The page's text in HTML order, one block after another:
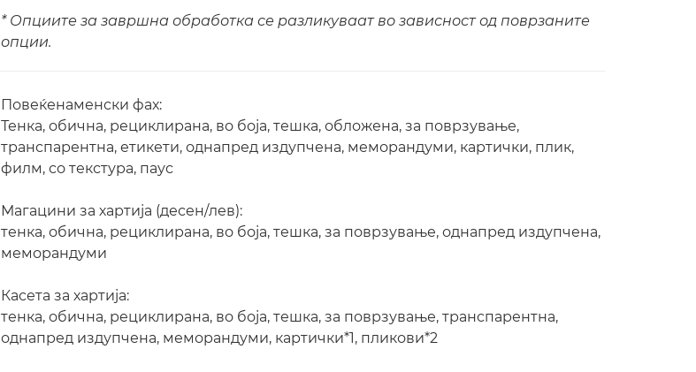
* Опциите за завршна обработка се разликуваат во зависност од поврзаните
опции.
Повеќенаменски фах:
Тенка, обична, рециклирана, во боја, тешка, обложена, за поврзување,
транспарентна, етикети, однапред издупчена, меморандуми, картички, плик,
филм, со текстура, паус
Магацини за хартија (десен/лев):
тенка, обична, рециклирана, во боја, тешка, за поврзување, однапред издупчена,
меморандуми
Касета за хартија:
тенка, обична, рециклирана, во боја, тешка, за поврзување, транспарентна,
однапред издупчена, меморандуми, картички*1, пликови*2